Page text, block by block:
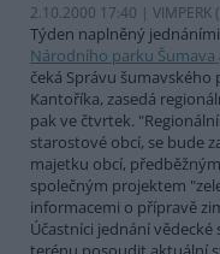
2.10.2000 17:40 | VIMPERK (
Týden naplněný
Národního parku Šumava
čeká Správu
Kantoříka, zasedá
pak ve čtvrtek.
starostové obcí, se bude
majetku obcí,
společným projektem
informacemi o přípravě
Účastníci jednání